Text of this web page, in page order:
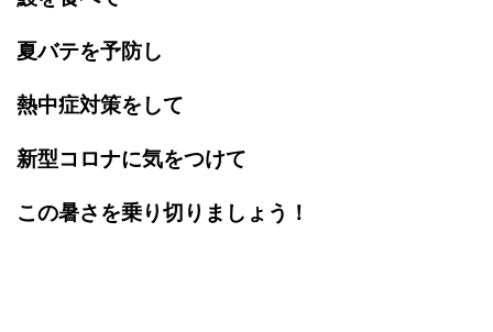
夏バテを予防し
熱中症対策をして
新型コロナに気をつけて
この暑さを乗り切りましょう！